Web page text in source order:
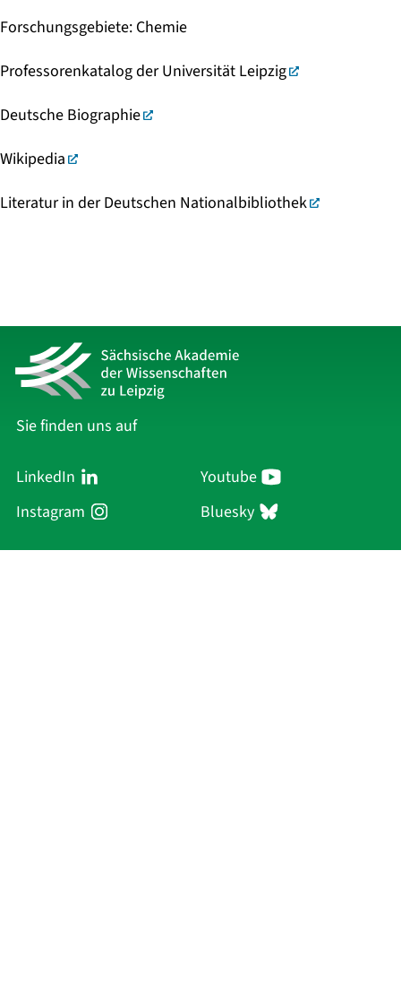
Forschungsgebiete: Chemie
Professorenkatalog der Universität Leipzig
Deutsche Biographie
Wikipedia
Literatur in der Deutschen Nationalbibliothek
Sie finden uns auf
LinkedIn
Youtube
Instagram
Bluesky